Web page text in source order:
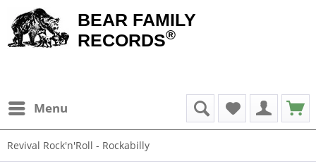
BEAR FAMILY
RECORDS®
Menu
Revival Rock'n'Roll - Rockabilly